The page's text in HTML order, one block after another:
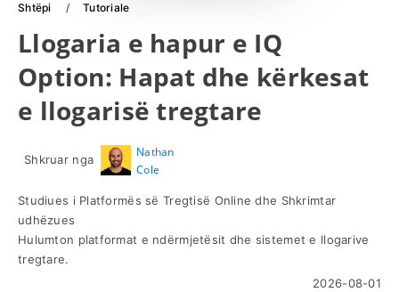
Shtëpi Tutoriale
Llogaria e hapur e IQ
Option: Hapat dhe kërkesat
e llogarisë tregtare
Shkruar nga
Nathan
Cole
Studiues i Platformës së Tregtisë Online dhe Shkrimtar
udhëzues
Hulumton platformat e ndërmjetësit dhe sistemet e llogarive
tregtare.
2026-08-01